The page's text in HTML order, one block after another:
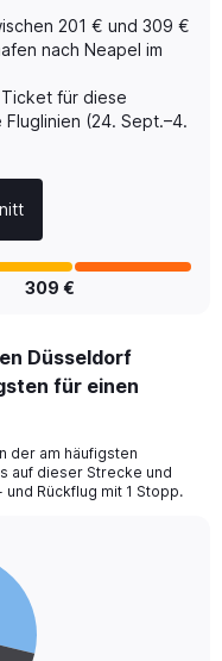
201 € und 309 €
nach Neapel im
für diese
(24. Sept.–4.
309 €
Düsseldorf
für einen
der am häufigsten
auf dieser Strecke und
Rückflug mit 1 Stopp.